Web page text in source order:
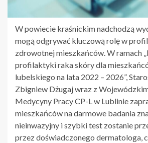
W powiecie kraśnickim nadchodzą
mogą odgrywać kluczową rolę w
zdrowotnej mieszkańców. W ramach
profilaktyki raka skóry dla
lubelskiego na lata 2022 – 2026”,
Zbigniew Dżugaj wraz z
Medycyny Pracy CP-L w Lublinie
mieszkańców na darmowe badania
nieinwazyjny i szybki test zostanie
przez doświadczonego dermatologa,